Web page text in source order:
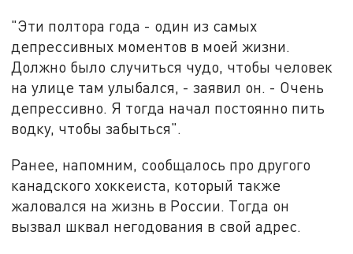
"Эти полтора года - один из самых
депрессивных моментов в моей жизни.
Должно было случиться чудо, чтобы человек
на улице там улыбался, - заявил он. - Очень
депрессивно. Я тогда начал постоянно пить
водку, чтобы забыться".
Ранее, напомним, сообщалось про другого
канадского хоккеиста, который также
жаловался на жизнь в России. Тогда он
вызвал шквал негодования в свой адрес.